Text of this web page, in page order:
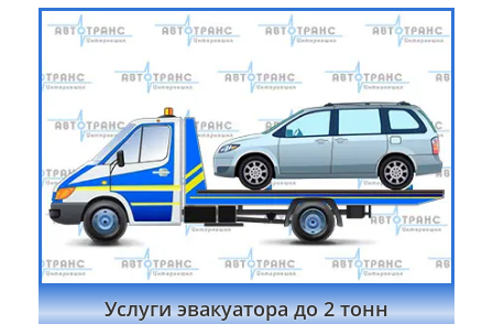
Услуги эвакуатора до 2 тонн